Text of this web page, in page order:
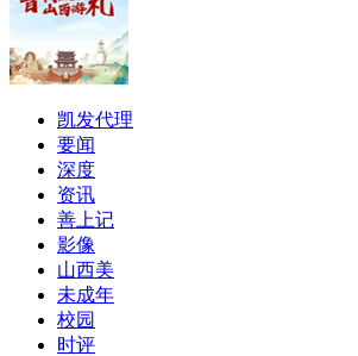
凯发代理
要闻
深度
资讯
善上记
影像
山西美
未成年
校园
时评